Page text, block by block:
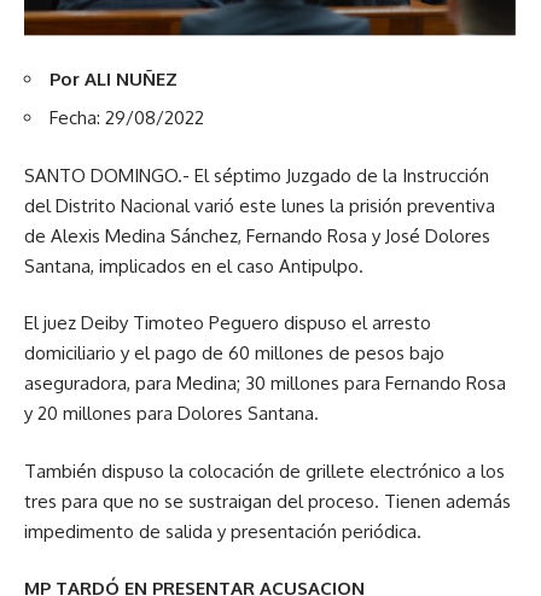
Por ALI NUÑEZ
Fecha: 29/08/2022
SANTO DOMINGO.- El séptimo Juzgado de la Instrucción
del Distrito Nacional varió este lunes la prisión preventiva
de Alexis Medina Sánchez, Fernando Rosa y José Dolores
Santana, implicados en el caso Antipulpo.
El juez Deiby Timoteo Peguero dispuso el arresto
domiciliario y el pago de 60 millones de pesos bajo
aseguradora, para Medina; 30 millones para Fernando Rosa
y 20 millones para Dolores Santana.
También dispuso la colocación de grillete electrónico a los
tres para que no se sustraigan del proceso. Tienen además
impedimento de salida y presentación periódica.
MP TARDÓ EN PRESENTAR ACUSACION